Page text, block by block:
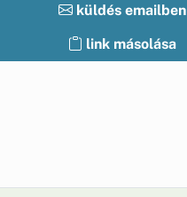
küldés emailben
link másolása